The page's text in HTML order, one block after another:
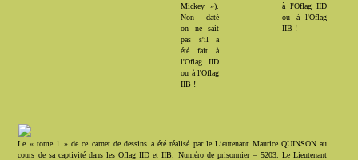
Mickey »).
Non daté
on ne sait
pas s'il a
été fait à
l'Oflag IID
ou à l'Oflag
IIB !
à l'Oflag IID
ou à l'Oflag
IIB !
Le « tome 1 » de ce carnet de dessins a été réalisé par le Lieutenant Maurice QUINSON au
cours de sa captivité dans les Oflag IID et IIB. Numéro de prisonnier = 5203. Le Lieutenant